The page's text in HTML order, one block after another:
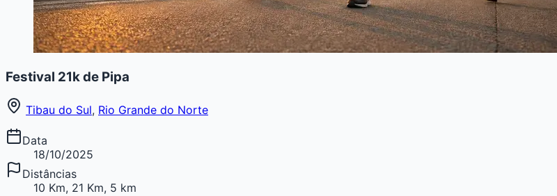
Festival 21k de Pipa
Tibau do Sul, Rio Grande do Norte
Data
18/10/2025
Distâncias
10 Km, 21 Km, 5 km